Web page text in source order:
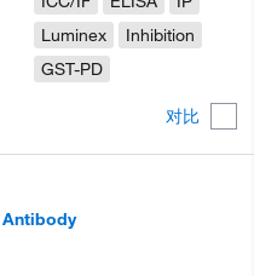
对比
Luminex
Inhibition
GST-PD
Antibody